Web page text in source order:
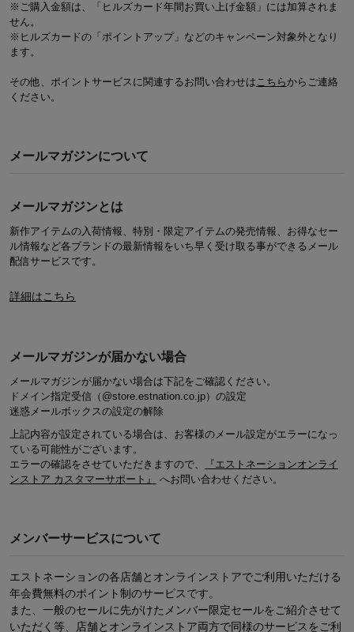
※ご購入金額は、「ヒルズカード年間お買い上げ金額」には加算されま
せん。
※ヒルズカードの「ポイントアップ」などのキャンペーン対象外となり
ます。
その他、ポイントサービスに関連するお問い合わせはこちらからご連絡
ください。
メールマガジンについて
メールマガジンとは
新作アイテムの入荷情報、特別・限定アイテムの発売情報、お得なセー
ル情報など各ブランドの最新情報をいち早く受け取る事ができるメール
配信サービスです。
詳細はこちら
メールマガジンが届かない場合
メールマガジンが届かない場合は下記をご確認ください。
ドメイン指定受信（@store.estnation.co.jp）の設定
迷惑メールボックスの設定の解除
上記内容が設定されている場合は、お客様のメール設定がエラーになっ
ている可能性がございます。
エラーの確認をさせていただきますので、
『エストネーションオンライ
ンストア カスタマーサポート』
へお問い合わせください。
メンバーサービスについて
エストネーションの各店舗とオンラインストアでご利用いただける
年会費無料のポイント制のサービスです。
また、一般のセールに先がけたメンバー限定セールをご紹介させて
いただく等、店舗とオンラインストア両方で同様のサービスをご利